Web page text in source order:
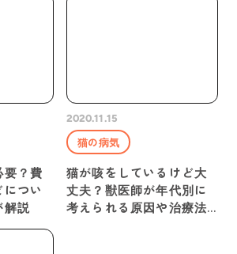
要？費
つい
解説
2020.11.15
猫の病気
猫が咳をしているけど大
丈夫？獣医師が年代別に
考えられる原因や治療法